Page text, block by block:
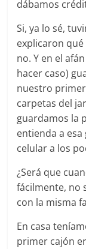
dábamos
Si, ya lo sé,
explicaron
no. Y en el
hacer caso)
nuestro
carpetas del
guardamos la
entienda a
celular a los
¿Será que
fácilmente, no
con la misma
En casa
primer cajón